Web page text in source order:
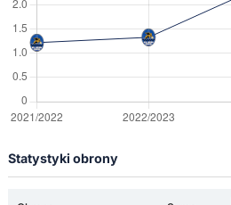
Statystyki obrony